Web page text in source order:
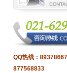
QQ热线：
877568833